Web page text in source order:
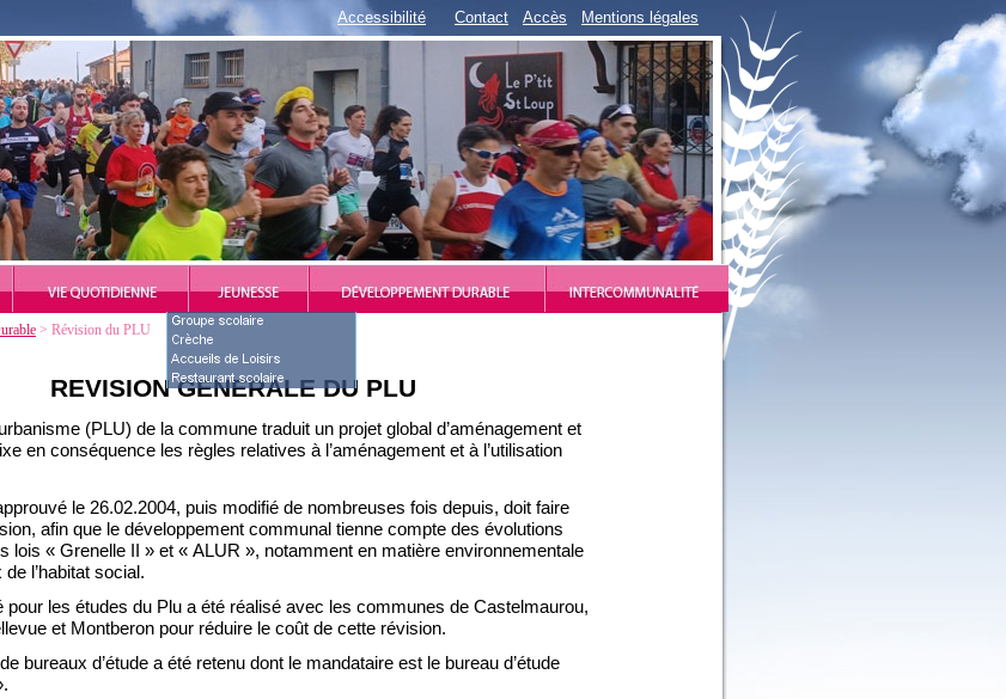
Accessibilité Contact Accès Mentions légales
> Révision du PLU
REVISION GENERALE DU PLU
urbanisme (PLU) de la commune traduit un projet global d’aménagement et
en conséquence les règles relatives à l’aménagement et à l’utilisation
le 26.02.2004, puis modifié de nombreuses fois depuis, doit faire
afin que le développement communal tienne compte des évolutions
lois « Grenelle II » et « ALUR », notamment en matière environnementale
l’habitat social.
pour les études du Plu a été réalisé avec les communes de Castelmaurou,
et Montberon pour réduire le coût de cette révision.
bureaux d’étude a été retenu dont le mandataire est le bureau d’étude